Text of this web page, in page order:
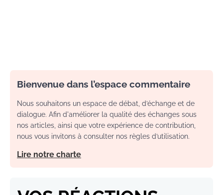
Bienvenue dans l’espace commentaire
Nous souhaitons un espace de débat, d’échange et de
dialogue. Afin d'améliorer la qualité des échanges sous
nos articles, ainsi que votre expérience de contribution,
nous vous invitons à consulter nos règles d’utilisation.
Lire notre charte